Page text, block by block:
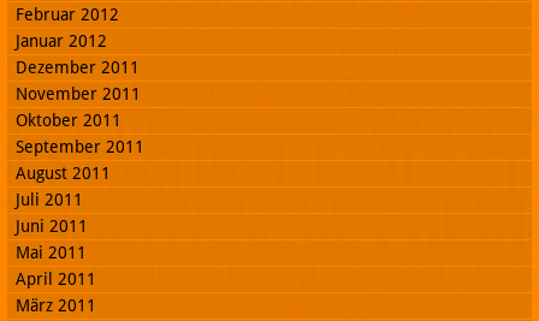
Februar 2012
Januar 2012
Dezember 2011
November 2011
Oktober 2011
September 2011
August 2011
Juli 2011
Juni 2011
Mai 2011
April 2011
März 2011